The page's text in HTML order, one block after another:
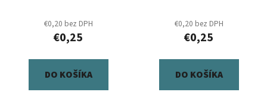
€0,20 bez DPH
€0,25
DO KOŠÍKA
€0,20 bez DPH
€0,25
DO KOŠÍKA